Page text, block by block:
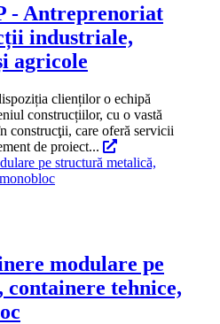
- Antreprenoriat
industriale,
agricole
clienților o echipă
construcțiilor, cu o vastă
construcţii, care oferă servicii
de proiect...
modulare pe
tehnice,